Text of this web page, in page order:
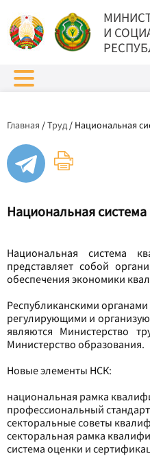
И
Главная /Труд/ Национальная
Национальная
Национальная система
представляет собой
обеспечения экономики
Республиканскими
регулирующими и
являются Министерство
Министерство образования.
Новые элементы НСК:
национальная рамка
профессиональный
секторальные советы
секторальная рамка
система оценки и